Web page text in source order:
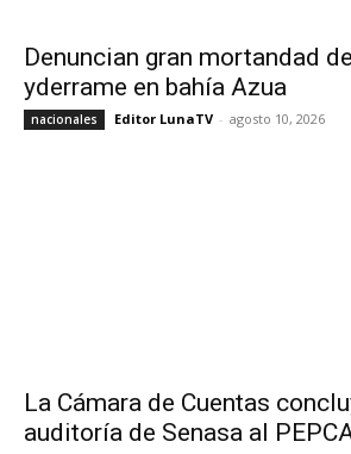
Denuncian gran mortandad
yderrame en bahía Azua
nacionales Editor LunaTV - agosto 10, 2026
La Cámara de Cuentas
auditoría de Senasa al